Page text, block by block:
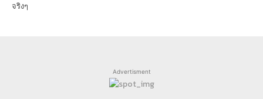
จริงๆ
Advertisment